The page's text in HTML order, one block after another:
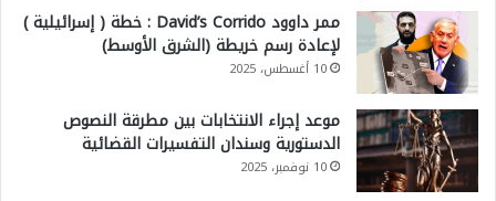
ممر داوود David’s Corrido : خطة ( إسرائيلية )
لإعادة رسم خريطة (الشرق الأوسط)
10 أغسطس، 2025
موعد إجراء الانتخابات بين مطرقة النصوص
الدستورية وسندان التفسيرات القضائية
10 نوفمبر، 2025